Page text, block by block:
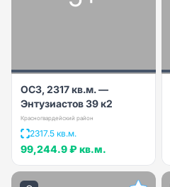
ОСЗ, 2317 кв.м. —
Энтузиастов 39 к2
Красногвардейский район
2317.5 кв.м.
99,244.9 ₽ кв.м.